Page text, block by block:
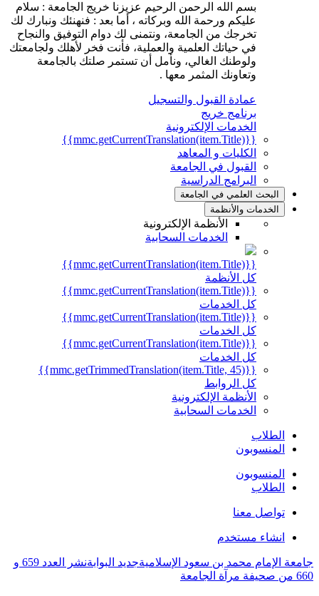
بسم الله الرحمن الرحيم عزيزنا خريج الجامعة : سلام
عليكم ورحمة الله وبركاته ، أما بعد : فنهنئك ونبارك لك
تخرجك من الجامعة، ونتمنى لك دوام التوفيق والنجاح
في حياتك العلمية والعملية، فأنت فخر لأهلك ولجامعتك
ولوطنك الغالي، ونأمل أن تستمر صلتك بالجامعة
وتعاونك المثمر معها .
عمادة القبول والتسجيل
برنامج خريج
الخدمات الإلكترونية
{{mmc.getCurrentTranslation(item.Title)}}
الكليات و المعاهد
القبول في الجامعة
البرامج الدراسية
البحث العلمي في الجامعة
الخدمات والأنظمة
الأنظمة الإلكترونية
الخدمات السحابية
{{mmc.getCurrentTranslation(item.Title)}}
كل الأنظمة
{{mmc.getCurrentTranslation(item.Title)}}
كل الخدمات
{{mmc.getCurrentTranslation(item.Title)}}
كل الخدمات
{{mmc.getCurrentTranslation(item.Title)}}
كل الخدمات
{{mmc.getTrimmedTranslation(item.Title, 45)}}
كل الروابط
الأنظمة الإلكترونية
الخدمات السحابية
الطلاب
المنسوبون
المنسوبون
الطلاب
تواصل معنا
انشاء مستخدم
جامعة الإمام محمد بن سعود الإسلاميةجديد البوابة
نشر العدد 659 و
660 من صحيفة مرآة الجامعة